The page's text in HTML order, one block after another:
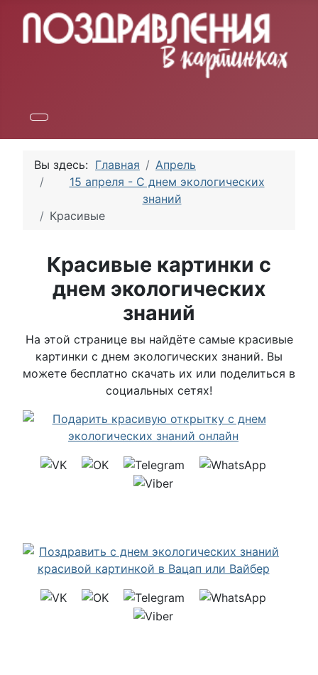
Вы здесь: Главная
Апрель
15 апреля - С днем экологических
знаний
Красивые
Красивые картинки с
днем экологических
знаний
На этой странице вы найдёте самые красивые
картинки с днем экологических знаний. Вы
можете бесплатно скачать их или поделиться в
социальных сетях!